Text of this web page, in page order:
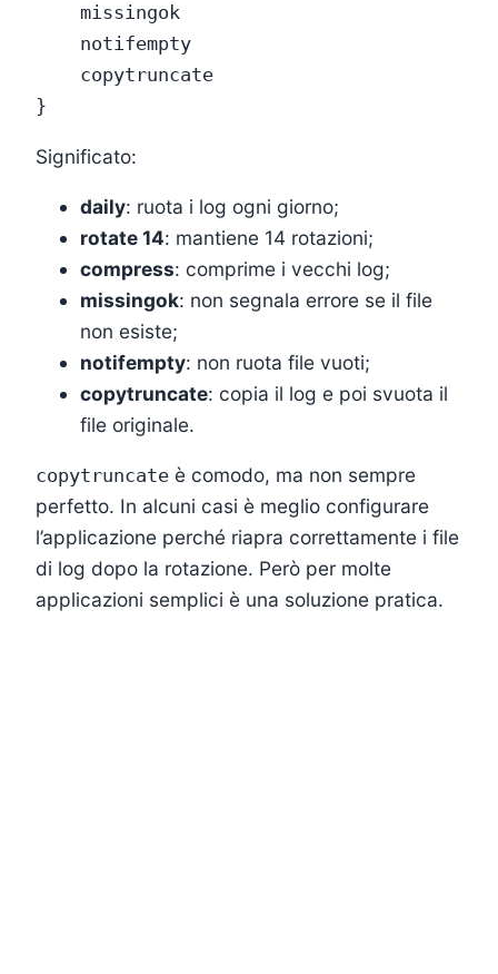
    missingok
    notifempty
    copytruncate
Significato:
daily: ruota i log ogni giorno;
rotate 14: mantiene 14 rotazioni;
compress: comprime i vecchi log;
missingok: non segnala errore se il file
non esiste;
notifempty: non ruota file vuoti;
copytruncate: copia il log e poi svuota il
file originale.
copytruncate è comodo, ma non sempre
perfetto. In alcuni casi è meglio configurare
l’applicazione perché riapra correttamente i file
di log dopo la rotazione. Però per molte
applicazioni semplici è una soluzione pratica.